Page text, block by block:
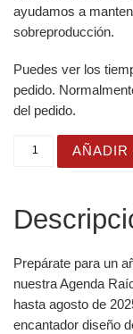
ayudamos a
sobreproducción.
Puedes ver los
pedido.
del pedido.
Agenda Diaria
AÑADIR
Prepárate para un
nuestra Agenda
hasta agosto de
encantador diseño